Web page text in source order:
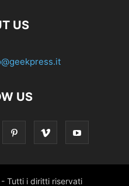
US
US
Tutti i diritti riservati